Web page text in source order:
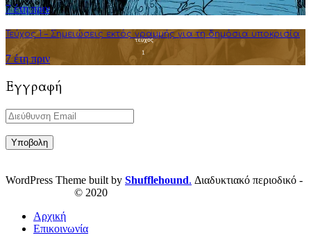
7 έτη πριν
Τεύχος 1 – Σημειώσεις εκτός γραμμής για τη δημόσια υποκρισία
7 έτη πριν
Εγγραφή
WordPress Theme built by Shufflehound. Διαδυκτιακό περιοδικό -
© 2020
Αρχική
Επικοινωνία